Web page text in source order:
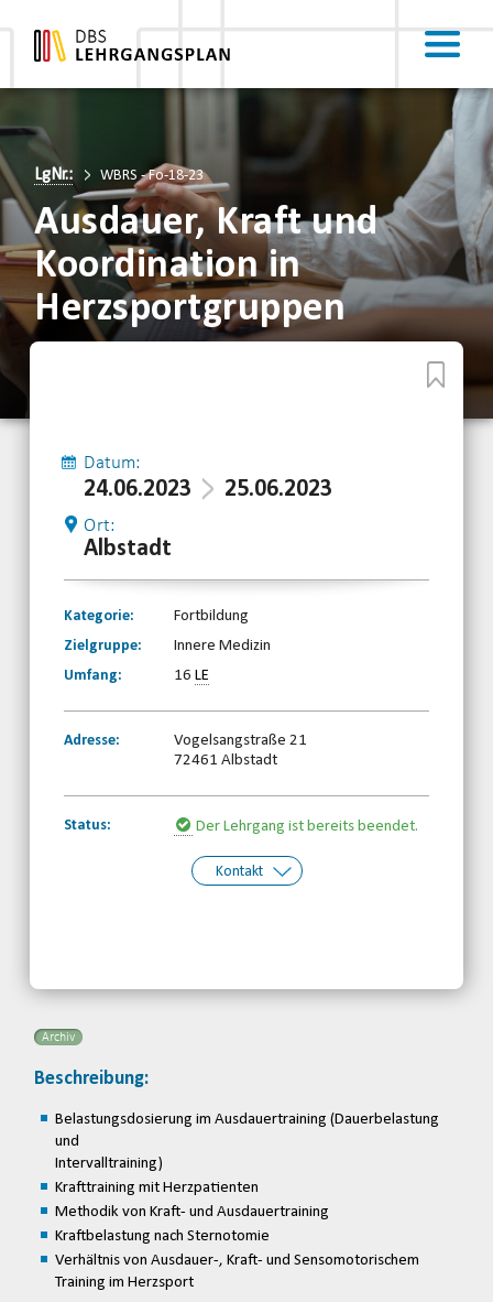
LgNr.: WBRS - Fo-18-23
Ausdauer, Kraft und
Koordination in
Herzsportgruppen
Datum:
24.06.2023 25.06.2023
Ort:
Albstadt
Kategorie:
Fortbildung
Zielgruppe:
Innere Medizin
Umfang:
16LE
Adresse:
Vogelsangstraße 21
72461 Albstadt
Status: Der Lehrgang ist bereits beendet.
Kontakt
Archiv
Beschreibung:
Belastungsdosierung im Ausdauertraining (Dauerbelastung
und
Intervalltraining)
Krafttraining mit Herzpatienten
Methodik von Kraft- und Ausdauertraining
Kraftbelastung nach Sternotomie
Verhältnis von Ausdauer-, Kraft- und Sensomotorischem
Training im Herzsport